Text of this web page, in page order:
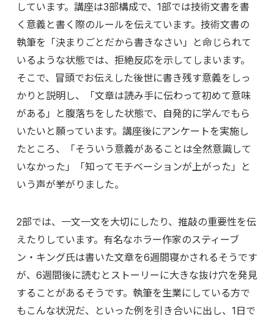
しています。講座は3部構成で、1部では技術文書を書
く意義と書く際のルールを伝えています。技術文書の
執筆を「決まりごとだから書きなさい」と命じられて
いるような状態では、拒絶反応を示してしまいます。
そこで、冒頭でお伝えした後世に書き残す意義をしっ
かりと説明し、「文章は読み手に伝わって初めて意味
がある」と腹落ちをした状態で、自発的に学んでもら
いたいと願っています。講座後にアンケートを実施し
たところ、「そういう意義があることは全然意識して
いなかった」「知ってモチベーションが上がった」と
いう声が挙がりました。
2部では、一文一文を大切にしたり、推敲の重要性を伝
えたりしています。有名なホラー作家のスティーブ
ン・キング氏は書いた文章を6週間寝かされるそうです
が、6週間後に読むとストーリーに大きな抜け穴を発見
することがあるそうです。執筆を生業にしている方で
もこんな状況だ、といった例を引き合いに出し、1日で